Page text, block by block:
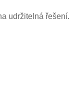
udržitelná